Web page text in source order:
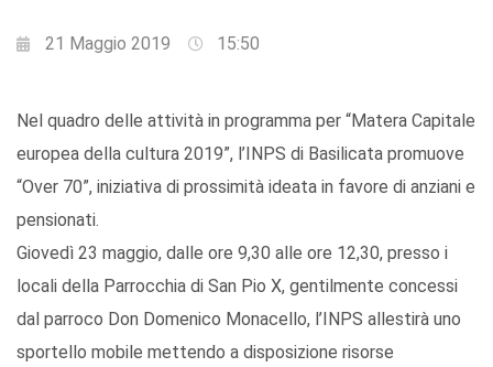
21 Maggio 2019 15:50
Nel quadro delle attività in programma per “Matera Capitale
europea della cultura 2019”, l’INPS di Basilicata promuove
“Over 70”, iniziativa di prossimità ideata in favore di anziani e
pensionati.
Giovedì 23 maggio, dalle ore 9,30 alle ore 12,30, presso i
locali della Parrocchia di San Pio X, gentilmente concessi
dal parroco Don Domenico Monacello, l’INPS allestirà uno
sportello mobile mettendo a disposizione risorse